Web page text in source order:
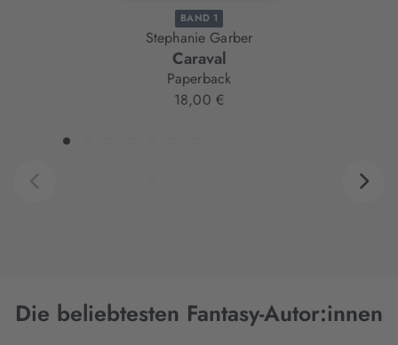
BAND 1
Stephanie Garber
Caraval
Paperback
18,00 €
Die beliebtesten Fantasy-Autor:innen